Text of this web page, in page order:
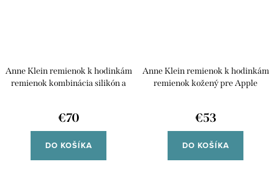
Anne Klein remienok k hodinkám
remienok kombinácia silikón a
€70
DO KOŠÍKA
Anne Klein remienok k hodinkám
remienok kožený pre Apple
€53
DO KOŠÍKA